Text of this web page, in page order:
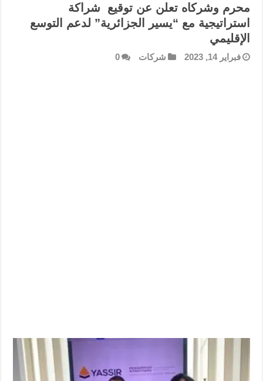
محرم وشركاه تعلن عن توقيع شراكة
استراتيجية مع “يسير الجزائرية” لدعم التوسع
الإقليمي
فبراير 14, 2023 شركات 0